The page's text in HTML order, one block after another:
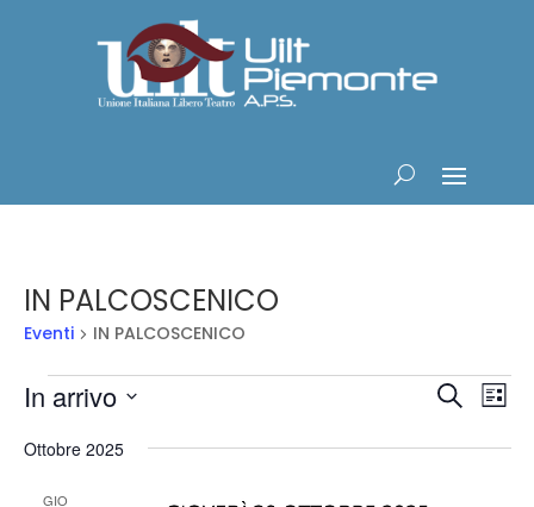
IN PALCOSCENICO
Eventi IN PALCOSCENICO
Eventi Eventi
e
CercaLista
In arrivo
la
Ottobre 2025
GIO